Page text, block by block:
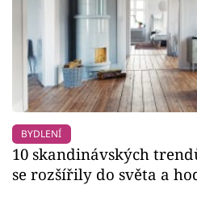
BYDLENÍ
10 skandinávských
se rozšířily do světa a